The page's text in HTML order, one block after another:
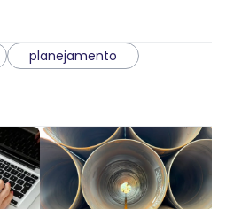
planejamento